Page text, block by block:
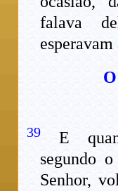
falava
39 E
segundo
Senhor,